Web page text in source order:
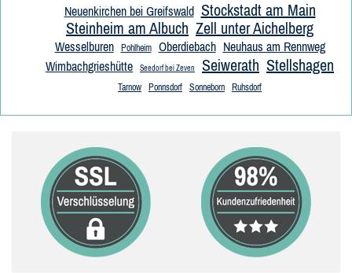
Neuenkirchen bei Greifswald Stockstadt am Main
Steinheim am Albuch Zell unter Aichelberg
Wesselburen Pohlheim Oberdiebach Neuhaus am Rennweg
Wimbachgrieshütte
Seedorf bei Zeven Seiwerath Stellshagen
Tarnow Ponnsdorf Sonneborn Ruhsdorf